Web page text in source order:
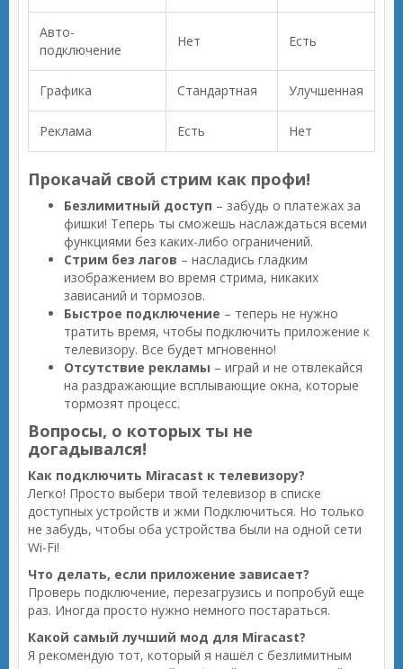
Авто-
подключение
Нет Есть
Графика Стандартная Улучшенная
Реклама Есть Нет
Прокачай свой стрим как профи!
Безлимитный доступ – забудь о платежах за
фишки! Теперь ты сможешь наслаждаться всеми
функциями без каких-либо ограничений.
Стрим без лагов – насладись гладким
изображением во время стрима, никаких
зависаний и тормозов.
Быстрое подключение – теперь не нужно
тратить время, чтобы подключить приложение к
телевизору. Все будет мгновенно!
Отсутствие рекламы – играй и не отвлекайся
на раздражающие всплывающие окна, которые
тормозят процесс.
Вопросы, о которых ты не
догадывался!
Как подключить Miracast к телевизору?
Легко! Просто выбери твой телевизор в списке
доступных устройств и жми Подключиться. Но только
не забудь, чтобы оба устройства были на одной сети
Wi-Fi!
Что делать, если приложение зависает?
Проверь подключение, перезагрузись и попробуй еще
раз. Иногда просто нужно немного постараться.
Какой самый лучший мод для Miracast?
Я рекомендую тот, который я нашёл с безлимитным